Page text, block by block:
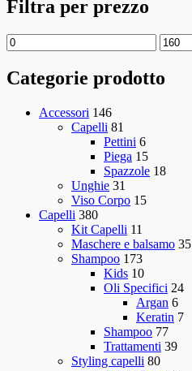
Filtra per prezzo
Categorie prodotto
Accessori 146
Capelli 81
Pettini 6
Piega 15
Spazzole 18
Unghie 31
Viso Corpo 15
Capelli 380
Kit Capelli 11
Maschere e balsamo 35
Shampoo 173
Kids 10
Oli Specifici 24
Argan 6
Keratin 7
Shampoo 77
Trattamenti 39
Styling capelli 80